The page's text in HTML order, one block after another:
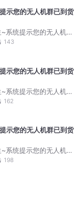
示您的无人机群已到货
系统提示您的无人机群
143
示您的无人机群已到货
系统提示您的无人机群
162
示您的无人机群已到货
系统提示您的无人机群
198